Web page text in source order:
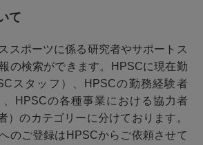
て
スポーツに係る研究者やサポートス
の検索ができます。HPSCに現在勤
スタッフ）、HPSCの勤務経験者
、HPSCの各種事業における協力者
）のカテゴリーに分けております。
のご登録はHPSCからご依頼させて